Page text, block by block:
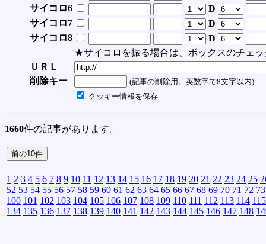
サイコロ6
D
サイコロ7
D
サイコロ8
D
★サイコロを振る場合は、ボックスのチェッ
ＵＲＬ
削除キー
(記事の削除用。英数字で8文字以内)
クッキー情報を保存
1660件の記事があります。
1 2 3 4 5 6 7 8 9 10 11 12 13 14 15 16 17 18 19 20 21 22 23 24 25
52 53 54 55 56 57 58 59 60 61 62 63 64 65 66 67 68 69 70 71 72 73
100 101 102 103 104 105 106 107 108 109 110 111 112 113 114 115
134 135 136 137 138 139 140 141 142 143 144 145 146 147 148